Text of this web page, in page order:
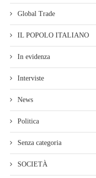
Global Trade
IL POPOLO ITALIANO
In evidenza
Interviste
News
Politica
Senza categoria
SOCIETÀ